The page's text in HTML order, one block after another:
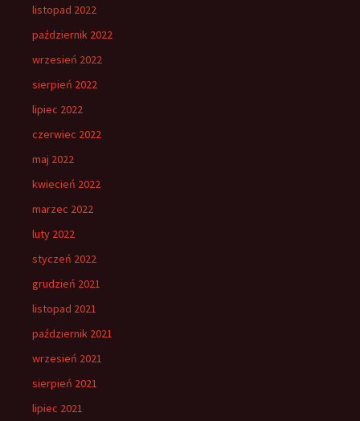
listopad 2022
październik 2022
wrzesień 2022
sierpień 2022
lipiec 2022
czerwiec 2022
maj 2022
kwiecień 2022
marzec 2022
luty 2022
styczeń 2022
grudzień 2021
listopad 2021
październik 2021
wrzesień 2021
sierpień 2021
lipiec 2021